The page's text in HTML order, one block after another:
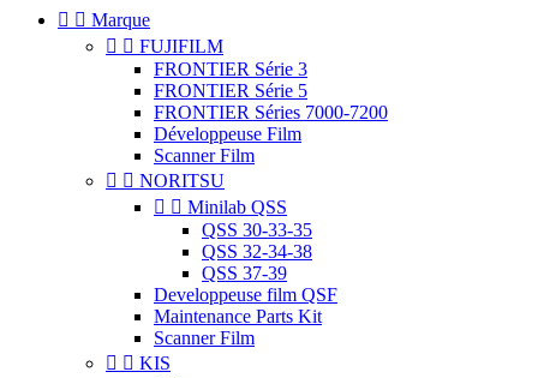
  Marque
  FUJIFILM
FRONTIER Série 3
FRONTIER Série 5
FRONTIER Séries 7000-7200
Développeuse Film
Scanner Film
  NORITSU
  Minilab QSS
QSS 30-33-35
QSS 32-34-38
QSS 37-39
Developpeuse film QSF
Maintenance Parts Kit
Scanner Film
  KIS